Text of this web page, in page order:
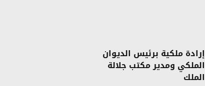
إرادة ملكية برئيس الديوان
الملكي ومدير مكتب جلالة
الملك